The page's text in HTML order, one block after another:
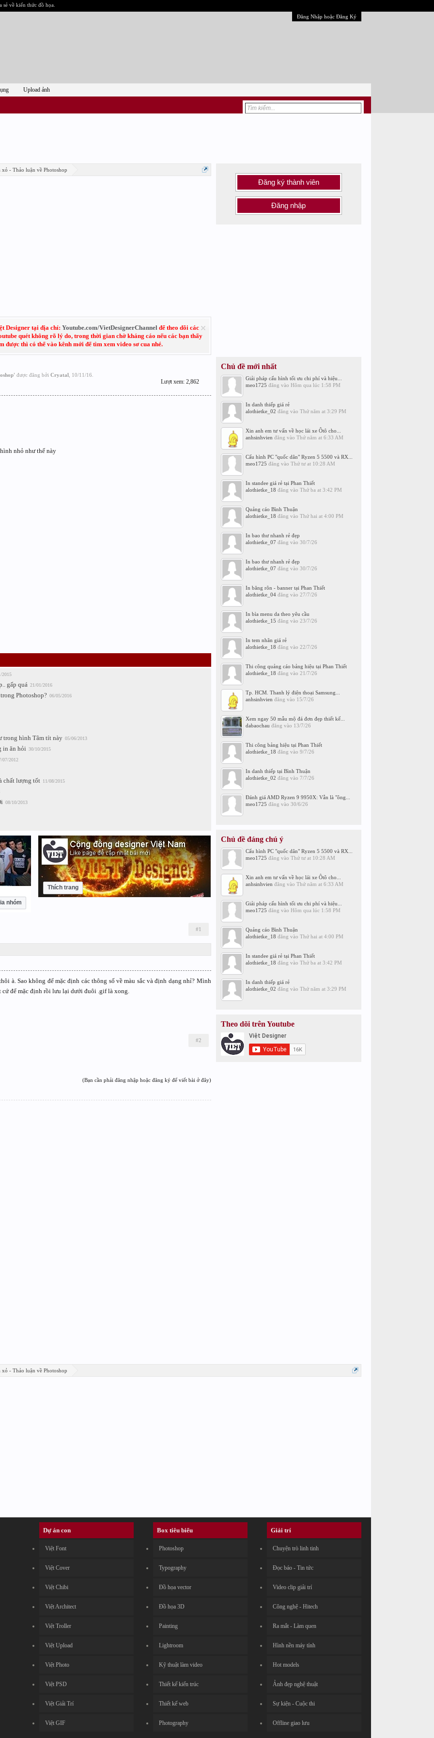
về kiến thức đồ họa.
Đăng Nhập hoặc Đăng Ký
- Thảo luận về Photoshop
Designer tại địa chỉ: Youtube.com/VietDesignerChannelđể theo dõi các
quét không rõ lý do, trong thời gian chờ kháng cáo nếu các bạn thấy
được thì có thể vào kênh mới để tìm xem video sơ cua nhé.
' được đăng bởi Cryatal, 10/11/16
Lượt xem: 2,862
nhỏ như thế này
2015
gấp quá 21/01/2016
Photoshop? 06/05/2016
trong hình Tâm tít này 05/06/2013
in ăn hỏi 30/10/2015
07/2012
chất lượng tốt 11/08/2015
08/10/2013
nhóm
Thích trang
#1
à. Sao không để mặc định các thông số về màu sắc và định dạng nhỉ? Mình
để mặc định rồi lưu lại dưới đuôi .gif là xong.
#2
(Bạn cần phải đăng nhập hoặc đăng ký để viết bài ở đây)
Đăng ký thành viên
Đăng nhập
Chủ đề mới nhất
Giải pháp cấu hình tối ưu chi phí và hiệu...
meo1725 đăng vào Hôm qua lúc 1:58 PM
In danh thiếp giá rẻ
alothietke_02 đăng vào Thứ năm at 3:29 PM
Xin anh em tư vấn về học lái xe Ôtô cho...
anhsinhvien đăng vào Thứ năm at 6:33 AM
Cấu hình PC "quốc dân" Ryzen 5 5500 và RX...
meo1725 đăng vào Thứ tư at 10:28 AM
In standee giá rẻ tại Phan Thiết
alothietke_18 đăng vào Thứ ba at 3:42 PM
Quảng cáo Bình Thuận
alothietke_18 đăng vào Thứ hai at 4:00 PM
In bao thư nhanh rẻ đẹp
alothietke_07 đăng vào 30/7/26
In bao thư nhanh rẻ đẹp
alothietke_07 đăng vào 30/7/26
In băng rôn - banner tại Phan Thiết
alothietke_04đăng vào 27/7/26
In bìa menu da theo yêu cầu
alothietke_15 đăng vào 23/7/26
In tem nhãn giá rẻ
alothietke_18 đăng vào 22/7/26
Thi công quảng cáo bảng hiệu tại Phan Thiết
alothietke_18 đăng vào 21/7/26
Tp. HCM. Thanh lý điện thoại Samsung...
anhsinhvien đăng vào 15/7/26
Xem ngay 50 mẫu mộ đá đơn đẹp thiết kế...
dabaochau đăng vào 13/7/26
Thi công bảng hiệu tại Phan Thiết
alothietke_18 đăng vào 9/7/26
In danh thiếp tại Bình Thuận
alothietke_02 đăng vào 7/7/26
Đánh giá AMD Ryzen 9 9950X: Vẫn là "ông...
meo1725 đăng vào 30/6/26
Chủ đề đáng chú ý
Cấu hình PC "quốc dân" Ryzen 5 5500 và RX...
meo1725 đăng vào Thứ tư at 10:28 AM
Xin anh em tư vấn về học lái xe Ôtô cho...
anhsinhvien đăng vào Thứ năm at 6:33 AM
Giải pháp cấu hình tối ưu chi phí và hiệu...
meo1725 đăng vào Hôm qua lúc 1:58 PM
Quảng cáo Bình Thuận
alothietke_18 đăng vào Thứ hai at 4:00 PM
In standee giá rẻ tại Phan Thiết
alothietke_18 đăng vào Thứ ba at 3:42 PM
In danh thiếp giá rẻ
alothietke_02 đăng vào Thứ năm at 3:29 PM
Theo dõi trên Youtube
- Thảo luận về Photoshop
Upload ảnh
Dự án con
Việt Font
Việt Cover
Việt Chibi
Việt Architect
Việt Troller
Việt Upload
Việt Photo
Việt PSD
Việt Giải Trí
Việt GIF
Box tiêu biểu
Photoshop
Typography
Đồ họa vector
Đồ họa 3D
Painting
Lightroom
Kỹ thuật làm video
Thiết kế kiến trúc
Thiết kế web
Photography
Giải trí
Chuyện trò linh tinh
Đọc báo - Tin tức
Video clip giải trí
Công nghệ - Hitech
Ra mắt - Làm quen
Hình nền máy tính
Hot models
Ảnh đẹp nghệ thuật
Sự kiện - Cuộc thi
Offline giao lưu